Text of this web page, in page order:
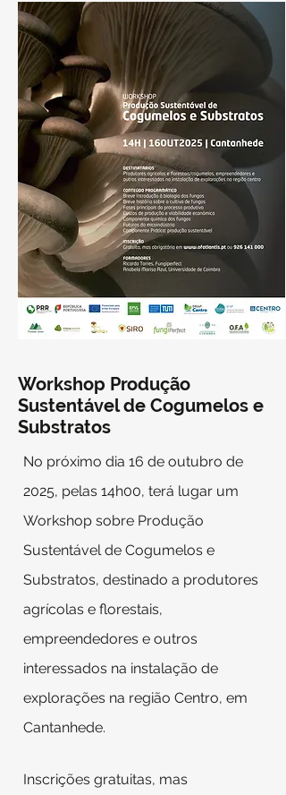
Workshop Produção
Sustentável de Cogumelos e
Substratos
No próximo dia 16 de outubro de
2025, pelas 14h00, terá lugar um
Workshop sobre Produção
Sustentável de Cogumelos e
Substratos, destinado a produtores
agrícolas e florestais,
empreendedores e outros
interessados na instalação de
explorações na região Centro, em
Cantanhede.
Inscrições gratuitas, mas